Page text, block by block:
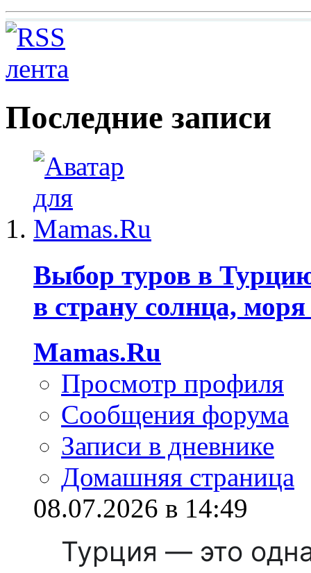
Последние записи
Выбор туров в
в страну солнца,
Mamas.Ru
Просмотр профиля
Сообщения форума
Записи в дневнике
Домашняя страница
08.07.2026 в 14:49
Турция — это